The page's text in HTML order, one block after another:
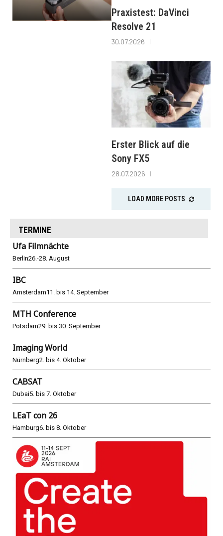
Praxistest: DaVinci
Resolve 21
30.07.2026
Erster Blick auf die
Sony FX5
28.07.2026
LOAD MORE POSTS
TERMINE
Ufa Filmnächte
Berlin26.-28. August
IBC
Amsterdam11. bis 14. September
MTH Conference
Potsdam29. bis 30. September
Imaging World
Nürnberg2. bis 4. Oktober
CABSAT
Dubai5. bis 7. Oktober
LEaT con 26
Hamburg6. bis 8. Oktober